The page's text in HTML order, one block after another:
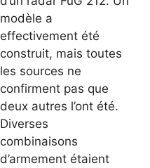
modèle a
effectivement été
construit, mais toutes
les sources ne
confirment pas que
deux autres l’ont été.
Diverses
combinaisons
d’armement étaient